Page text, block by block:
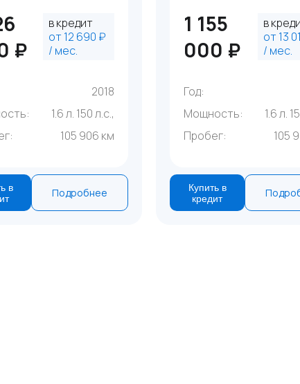
₽
в кредит
от 12 690 ₽
/ мес.
2018
1.6 л. 150 л.с.,
105 906 км
в
Подробнее
1 155
000 ₽
в
от 13
/ мес.
Год:
Мощность:
1.6 л.
Пробег:
105
Купить в
кредит